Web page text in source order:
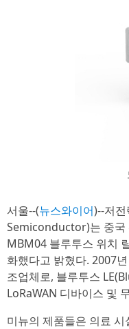
서울--(뉴스와이어)--저
Semiconductor)는 중국
MBM04 블루투스 위치
화했다고 밝혔다. 2007
조업체로, 블루투스
LoRaWAN 디바이스 및
미뉴의 제품들은 의료